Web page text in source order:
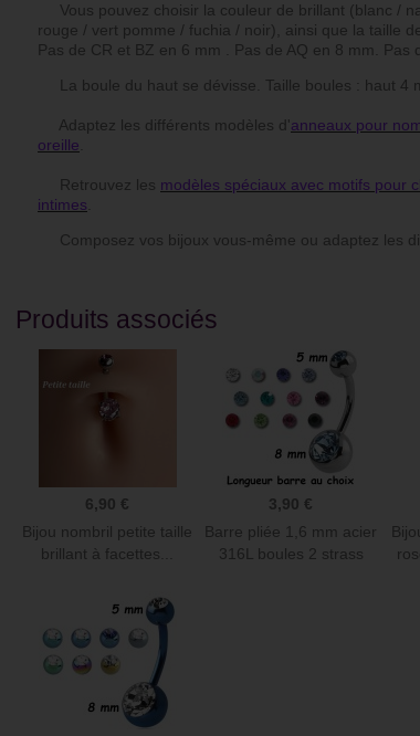
J’ai l’habitude de commander sur ce site
car niveau qualité prix c’est au top !
livrés soigneusement et avec gentillesse
Juste superbe.
plus bel effet et
parfait.
Vous pouvez choisir la couleur de brillant (blanc /
rouge / vert pomme / fuchia / noir), ainsi que la taille
Pas de CR et BZ en 6 mm . Pas de AQ en 8 mm. Pas
La boule du haut se dévisse. Taille boules : haut 4
Adaptez les différents modèles d'anneaux pour
oreille
Retrouvez les modèles spéciaux avec motifs pour
intimes
Composez vos bijoux vous-même ou adaptez les
Produits associés
6,90 €
Bijou nombril petite taille
brillant à facettes...
3,90 €
Barre pliée 1,6 mm acier
316L boules 2 strass